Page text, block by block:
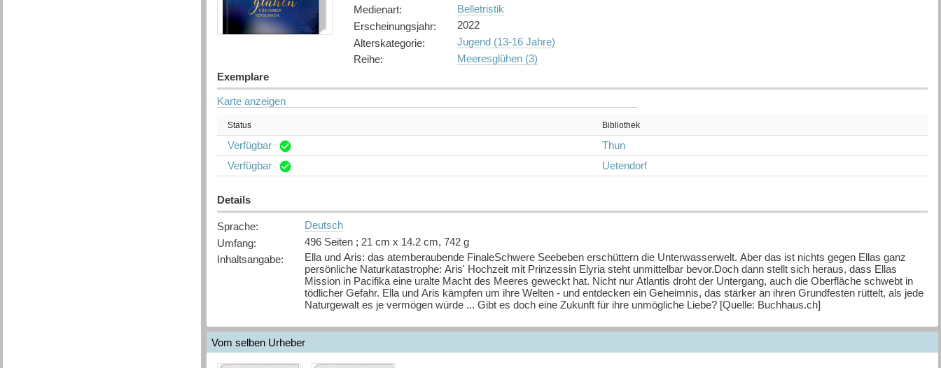
Medienart:
Belletristik
Erscheinungsjahr:
2022
Alterskategorie:
Jugend (13-16 Jahre)
Reihe: Meeresglühen (3)
Exemplare
Karte anzeigen
Status Bibliothek
Verfügbar
Thun
Verfügbar
Uetendorf
Details
Sprache:
Deutsch
Umfang:
496 Seiten ; 21 cm x 14.2 cm, 742 g
Inhaltsangabe:
Ella und Aris: das atemberaubende FinaleSchwere Seebeben erschüttern die Unterwasserwelt. Aber das ist nichts gegen Ellas ganz
persönliche Naturkatastrophe: Aris' Hochzeit mit Prinzessin Elyria steht unmittelbar bevor.Doch dann stellt sich heraus, dass Ellas
Mission in Pacifika eine uralte Macht des Meeres geweckt hat. Nicht nur Atlantis droht der Untergang, auch die Oberfläche schwebt in
tödlicher Gefahr. Ella und Aris kämpfen um ihre Welten - und entdecken ein Geheimnis, das stärker an ihren Grundfesten rüttelt, als jede
Naturgewalt es je vermögen würde ... Gibt es doch eine Zukunft für ihre unmögliche Liebe? [Quelle: Buchhaus.ch]
Vom selben Urheber